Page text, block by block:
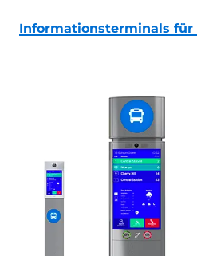
Informationsterminals für